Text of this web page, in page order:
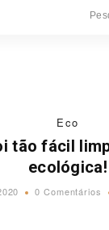
Eco
tão fácil
ecológica!
0 Comentários